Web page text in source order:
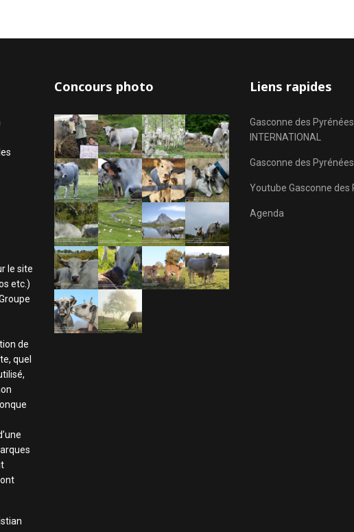
le site
etc.)
de
quel
Concours photo Liens rapides
Gasconne des
INTERNATIONAL
Gasconne des
Youtube Gasconne des
Agenda